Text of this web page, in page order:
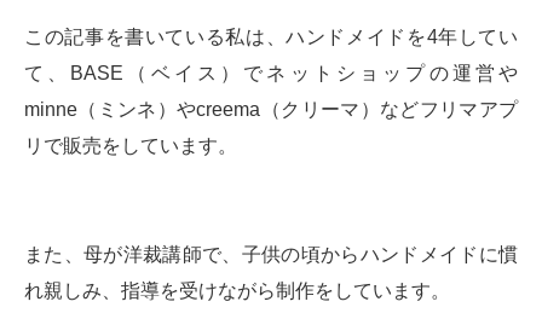
この記事を書いている私は、ハンドメイドを4年してい
て、BASE（ベイス）でネットショップの運営や
minne（ミンネ）やcreema（クリーマ）などフリマアプ
リで販売をしています。
また、母が洋裁講師で、子供の頃からハンドメイドに慣
れ親しみ、指導を受けながら制作をしています。